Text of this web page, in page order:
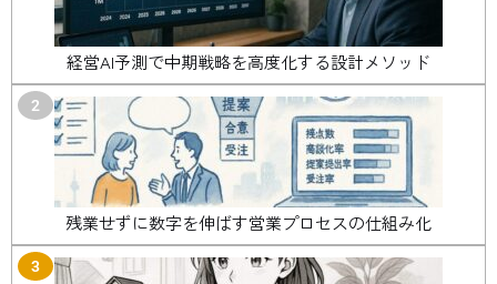
経営AI予測で中期戦略を高度化する設計メソッド
2
残業せずに数字を伸ばす営業プロセスの仕組み化
3